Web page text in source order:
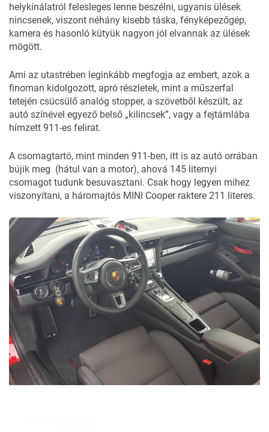
helykínálatról felesleges lenne beszélni, ugyanis ülések
nincsenek, viszont néhány kisebb táska, fényképezőgép,
kamera és hasonló kütyük nagyon jól elvannak az ülések
mögött.
Ami az utastrében leginkább megfogja az embert, azok a
finoman kidolgozott, apró részletek, mint a műszerfal
tetején csücsülő analóg stopper, a szövetből készült, az
autó színével egyező belső „kilincsek”, vagy a fejtámlába
hímzett 911-es felirat.
A csomagtartó, mint minden 911-ben, itt is az autó orrában
bújik meg (hátul van a motor), ahová 145 liternyi
csomagot tudunk besuvasztani. Csak hogy legyen mihez
viszonyítani, a háromajtós MINI Cooper raktere 211 literes.